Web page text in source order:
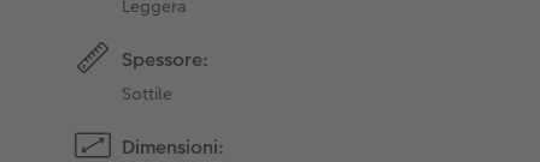
Leggera
Spessore:
Sottile
Dimensioni: